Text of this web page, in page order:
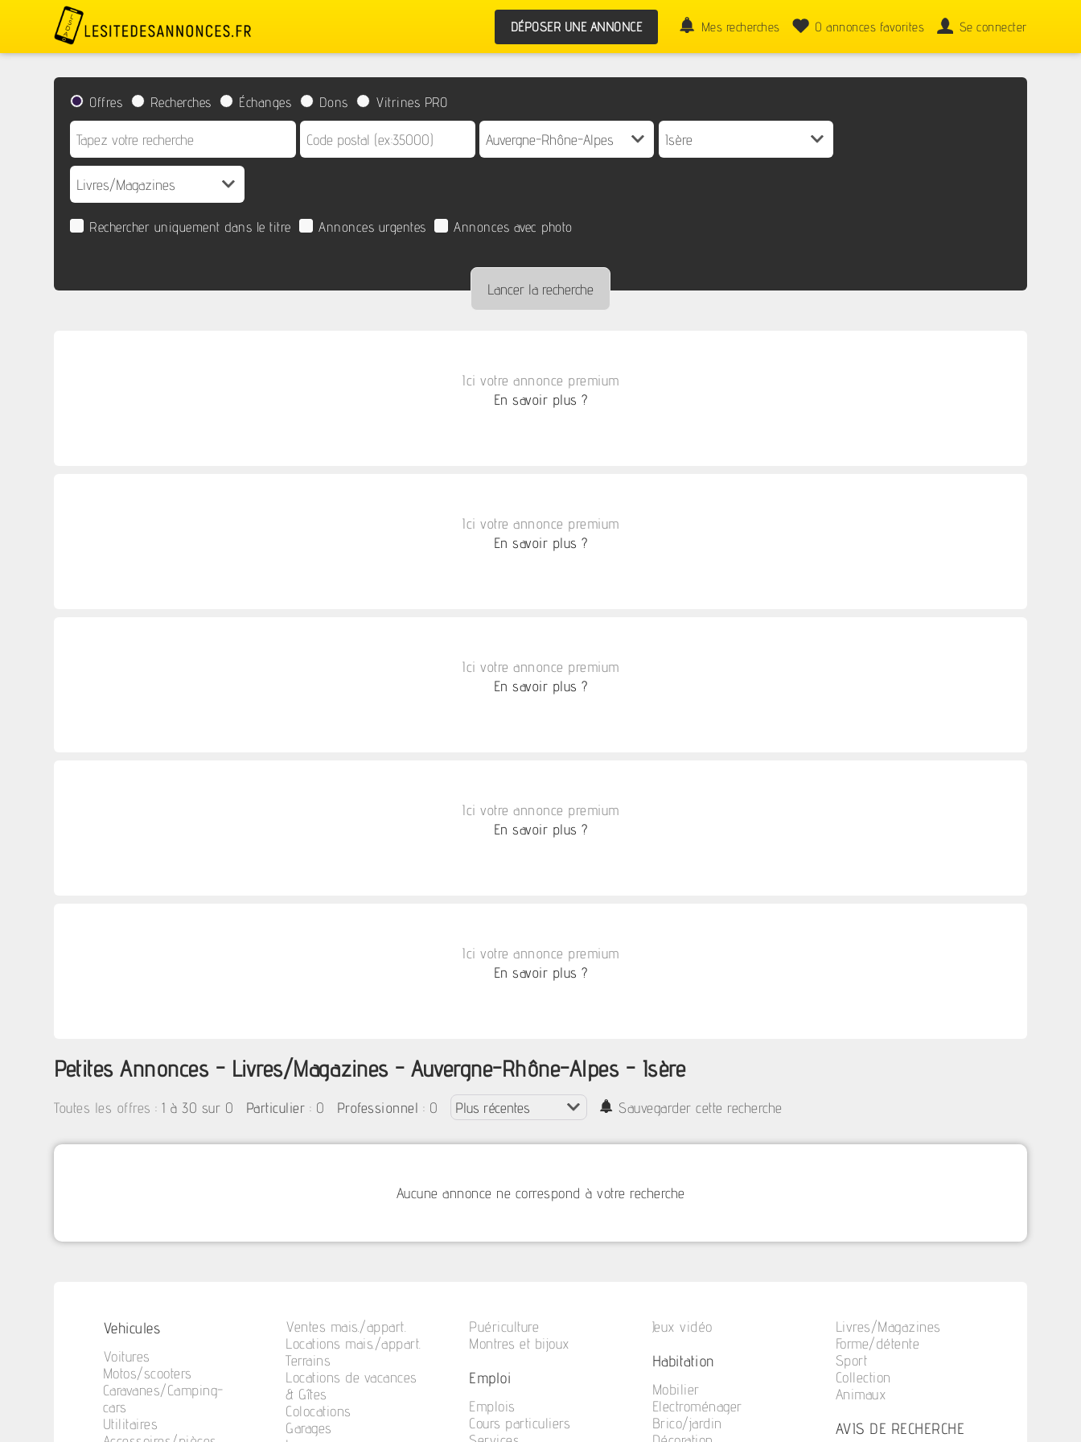
DÉPOSER UNE ANNONCE Mes recherches 0 annonces favorites Se connecter
Offres Recherches Échanges Dons Vitrines PRO
Rechercher uniquement dans le titre Annonces urgentes Annonces avec photo
Ici votre annonce premium
En savoir plus ?
Ici votre annonce premium
En savoir plus ?
Ici votre annonce premium
En savoir plus ?
Ici votre annonce premium
En savoir plus ?
Ici votre annonce premium
En savoir plus ?
Petites Annonces - Livres/Magazines - Auvergne-Rhône-Alpes - Isère
Toutes les offres :1 à 30 sur 0 Particulier : 0 Professionnel : 0 Sauvegarder cette recherche
Aucune annonce ne correspond à votre recherche
Vehicules
Voitures
Motos/scooters
Caravanes/Camping-
cars
Utilitaires
Ventes mais./appart.
Locations mais./appart.
Terrains
Locations de vacances
& Gîtes
Colocations
Garages
Puériculture
Montres et bijoux
Emploi
Emplois
Cours particuliers
Jeux vidéo
Habitation
Mobilier
Electroménager
Brico/jardin
Livres/Magazines
Forme/détente
Sport
Collection
Animaux
AVIS DE RECHERCHE